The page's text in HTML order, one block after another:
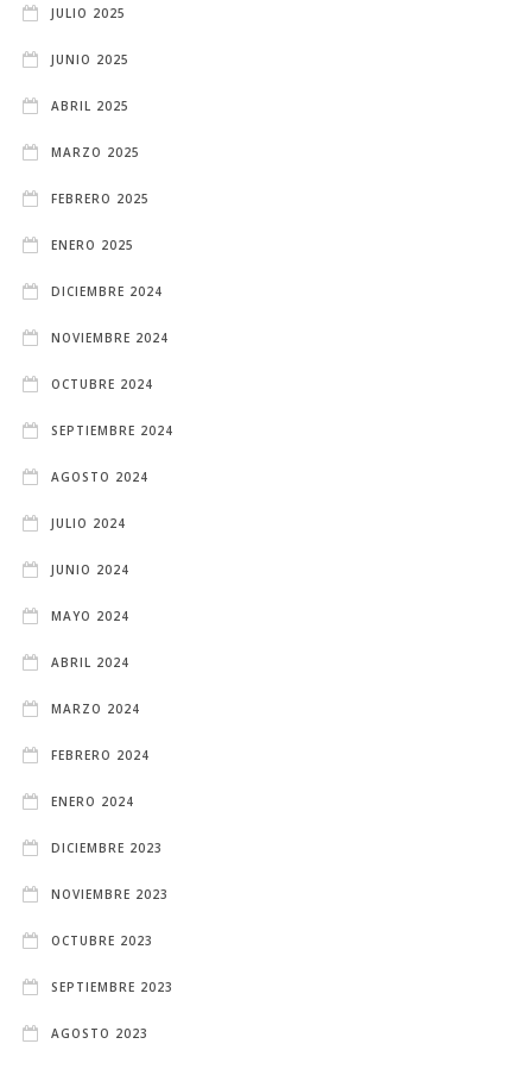
JULIO 2025
JUNIO 2025
ABRIL 2025
MARZO 2025
FEBRERO 2025
ENERO 2025
DICIEMBRE 2024
NOVIEMBRE 2024
OCTUBRE 2024
SEPTIEMBRE 2024
AGOSTO 2024
JULIO 2024
JUNIO 2024
MAYO 2024
ABRIL 2024
MARZO 2024
FEBRERO 2024
ENERO 2024
DICIEMBRE 2023
NOVIEMBRE 2023
OCTUBRE 2023
SEPTIEMBRE 2023
AGOSTO 2023